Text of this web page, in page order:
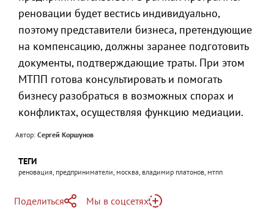
реновации будет вестись индивидуально,
поэтому представители бизнеса, претендующие
на компенсацию, должны заранее подготовить
документы, подтверждающие траты. При этом
МТПП готова консультировать и помогать
бизнесу разобраться в возможных спорах и
конфликтах, осуществляя функцию медиации.
Автор: Сергей Коршунов
ТЕГИ
реновация, предприниматели, москва, владимир платонов, мтпп
Поделиться
Мы в соцсетях